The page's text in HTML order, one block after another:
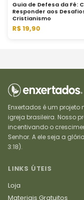
Guia de Defesa da Fé:
Responder aos
Cristianismo
R$ 19,90
Enxertados é um
igreja brasileira. Nosso
incentivando o
Senhor. A ele seja a
3:18).
LINKS ÚTEIS
Loja
Materiais Gratuitos